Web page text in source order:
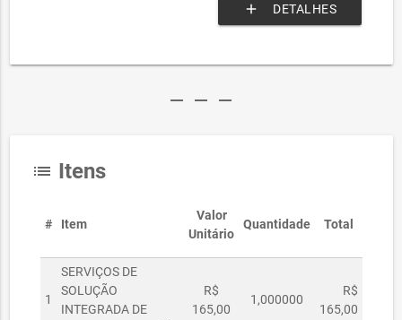
add DETALHES
remove remove remove
list Itens
# Item
Valor
Unitário
Quantidade Total
1
SERVIÇOS DE
SOLUÇÃO
INTEGRADA DE
R$
165,00
1,000000
R$
165,00